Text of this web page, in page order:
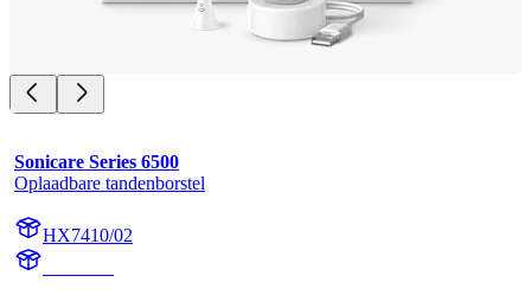
Sonicare Series 6500
Oplaadbare tandenborstel
HX7410/02